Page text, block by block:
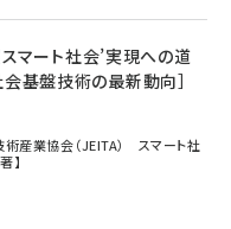
マート社会’実現への道
基盤技術の最新動向］
産業協会（JEITA） スマート社
】